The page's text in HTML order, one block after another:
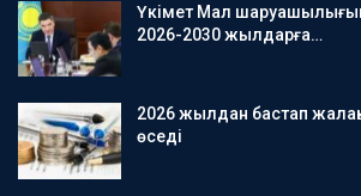
Үкімет Мал
2026-2030 жылдарға…
2026 жылдан бастап
өседі